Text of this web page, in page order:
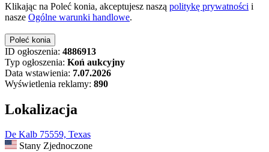
Klikając na Poleć konia, akceptujesz naszą politykę prywatności i
nasze Ogólne warunki handlowe.
ID ogłoszenia: 4886913
Typ ogłoszenia: Koń aukcyjny
Data wstawienia: 7.07.2026
Wyświetlenia reklamy: 890
Lokalizacja
De Kalb 75559, Texas
Stany Zjednoczone